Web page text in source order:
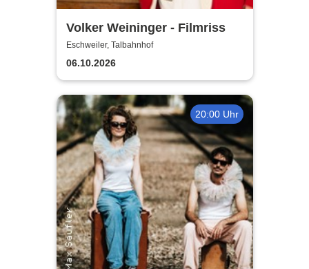
Volker Weininger - Filmriss
Eschweiler, Talbahnhof
06.10.2026
20:00 Uhr